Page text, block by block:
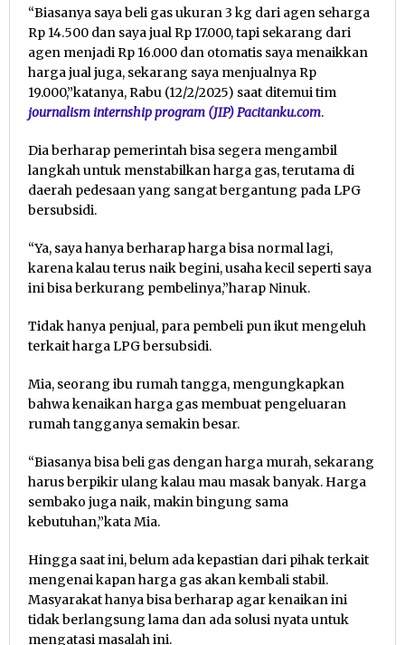
“Biasanya saya beli gas ukuran 3 kg dari agen seharga
Rp 14.500 dan saya jual Rp 17.000, tapi sekarang dari
agen menjadi Rp 16.000 dan otomatis saya menaikkan
harga jual juga, sekarang saya menjualnya Rp
19.000,”katanya, Rabu (12/2/2025) saat ditemui tim
journalism internship program (JIP) Pacitanku.com.
Dia berharap pemerintah bisa segera mengambil
langkah untuk menstabilkan harga gas, terutama di
daerah pedesaan yang sangat bergantung pada LPG
bersubsidi.
“Ya, saya hanya berharap harga bisa normal lagi,
karena kalau terus naik begini, usaha kecil seperti saya
ini bisa berkurang pembelinya,”harap Ninuk.
Tidak hanya penjual, para pembeli pun ikut mengeluh
terkait harga LPG bersubsidi.
Mia, seorang ibu rumah tangga, mengungkapkan
bahwa kenaikan harga gas membuat pengeluaran
rumah tangganya semakin besar.
“Biasanya bisa beli gas dengan harga murah, sekarang
harus berpikir ulang kalau mau masak banyak. Harga
sembako juga naik, makin bingung sama
kebutuhan,”kata Mia.
Hingga saat ini, belum ada kepastian dari pihak terkait
mengenai kapan harga gas akan kembali stabil.
Masyarakat hanya bisa berharap agar kenaikan ini
tidak berlangsung lama dan ada solusi nyata untuk
mengatasi masalah ini.